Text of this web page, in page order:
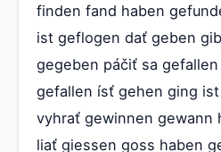
finden fand haben
ist geflogen dať geben
gegeben páčiť sa
gefallen ísť gehen ging
vyhrať gewinnen gewann
liať giessen goss haben